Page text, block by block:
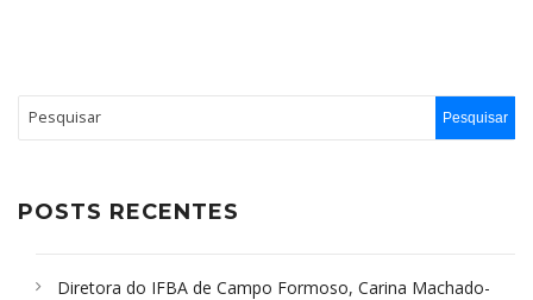
POSTS RECENTES
Diretora do IFBA de Campo Formoso, Carina Machado-